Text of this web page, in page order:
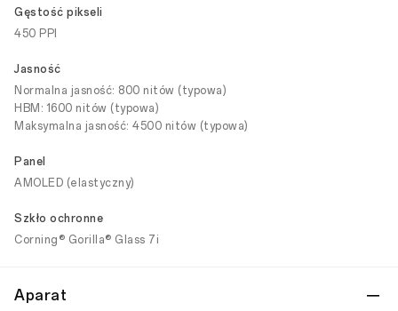
Gęstość pikseli
450 PPI
Jasność
Normalna jasność: 800 nitów (typowa)
HBM: 1600 nitów (typowa)
Maksymalna jasność: 4500 nitów (typowa)
Panel
AMOLED (elastyczny)
Szkło ochronne
Corning® Gorilla® Glass 7i
Aparat